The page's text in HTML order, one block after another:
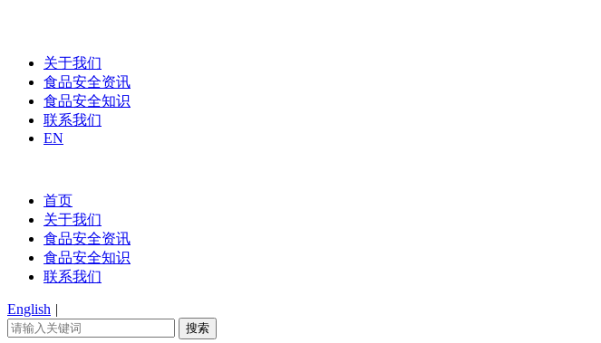
关于我们
食品安全资讯
食品安全知识
联系我们
EN
首页
关于我们
食品安全资讯
食品安全知识
联系我们
English |